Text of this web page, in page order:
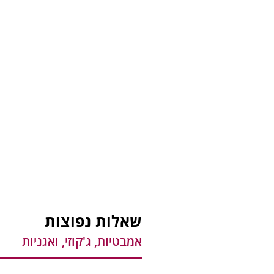
שאלות נפוצות
אמבטיות, ג'קוזי, ואגניות